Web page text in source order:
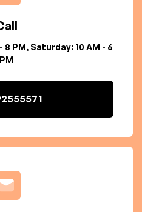
8 PM, Saturday: 10 AM - 6
PM